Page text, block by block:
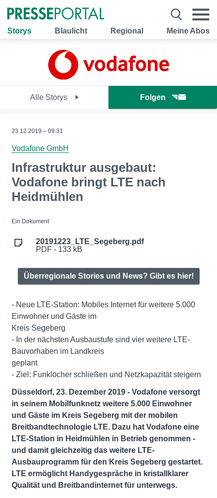
Storys Blaulicht Regional Meine Abos
Alle Storys Folgen
23.12.2019 – 09:31
Vodafone GmbH
Infrastruktur ausgebaut:
Vodafone bringt LTE nach
Heidmühlen
Ein Dokument
20191223_LTE_Segeberg.pdf
PDF - 133 kB
Überregionale Stories und News? Gibt es hier!
- Neue LTE-Station: Mobiles Internet für weitere 5.000
Einwohner und Gäste im
Kreis Segeberg
- In der nächsten Ausbaustufe sind vier weitere LTE-
Bauvorhaben im Landkreis
geplant
- Ziel: Funklöcher schließen und Netzkapazität steigern
Düsseldorf, 23. Dezember 2019 - Vodafone versorgt
in seinem Mobilfunknetz weitere 5.000 Einwohner
und Gäste im Kreis Segeberg mit der mobilen
Breitbandtechnologie LTE. Dazu hat Vodafone eine
LTE-Station in Heidmühlen in Betrieb genommen -
und damit gleichzeitig das weitere LTE-
Ausbauprogramm für den Kreis Segeberg gestartet.
LTE ermöglicht Handygespräche in kristallklarer
Qualität und Breitbandinternet für unterwegs.